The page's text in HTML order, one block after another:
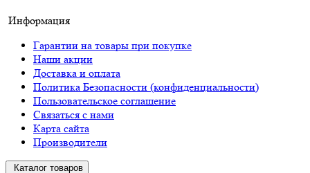
Информация
Гарантии на товары при покупке
Наши акции
Доставка и оплата
Политика Безопасности (конфиденциальности)
Пользовательское соглашение
Связаться с нами
Карта сайта
Производители
Каталог товаров